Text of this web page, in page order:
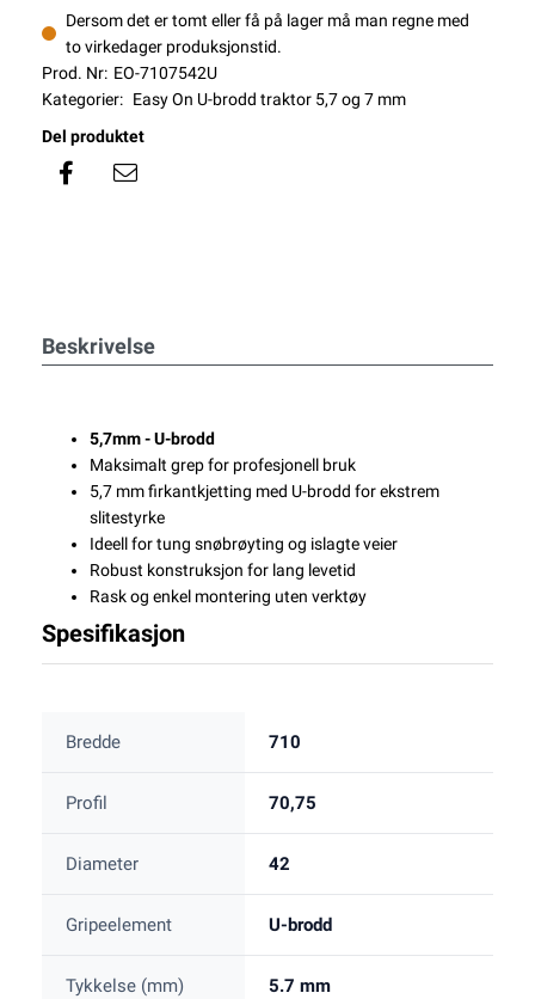
Dersom det er tomt eller få på lager må man regne med
to virkedager produksjonstid.
Prod. Nr: EO-7107542U
Kategorier: Easy On U-brodd traktor 5,7 og 7 mm
Del produktet
Beskrivelse
5,7mm - U-brodd
Maksimalt grep for profesjonell bruk
5,7 mm firkantkjetting med U-brodd for ekstrem
slitestyrke
Ideell for tung snøbrøyting og islagte veier
Robust konstruksjon for lang levetid
Rask og enkel montering uten verktøy
Spesifikasjon
Bredde 710
Profil 70,75
Diameter 42
Gripeelement U-brodd
Tykkelse (mm) 5.7 mm